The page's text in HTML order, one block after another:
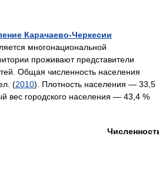
Карачаево-Черкесии
многонациональной
проживают представители
Общая численность населения
(2010). Плотность населения — 33,5
вес городского населения — 43,4 %